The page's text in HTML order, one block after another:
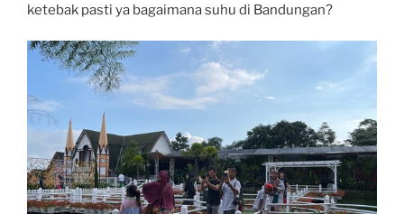
ketebak pasti ya bagaimana suhu di Bandungan?